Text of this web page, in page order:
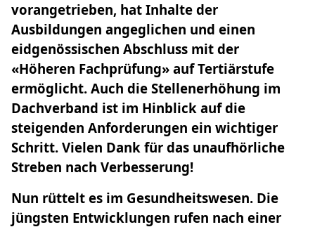
vorangetrieben, hat Inhalte der
Ausbildungen angeglichen und einen
eidgenössischen Abschluss mit der
«Höheren Fachprüfung» auf Tertiärstufe
ermöglicht. Auch die Stellenerhöhung im
Dachverband ist im Hinblick auf die
steigenden Anforderungen ein wichtiger
Schritt. Vielen Dank für das unaufhörliche
Streben nach Verbesserung!
Nun rüttelt es im Gesundheitswesen. Die
jüngsten Entwicklungen rufen nach einer